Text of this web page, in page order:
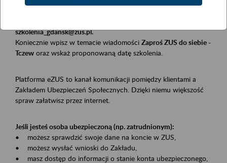
Szkolenie stacjonarne w siedzibie firmy, instytucji, urzędu.
szkolenia_gdansk@zus.pl.
Koniecznie wpisz w temacie wiadomości Zaproś ZUS do siebie -
Tczew oraz wskaż proponowaną datę szkolenia.
Platforma eZUS to kanał komunikacji pomiędzy klientami a
Zakładem Ubezpieczeń Społecznych. Dzięki niemu większość
spraw załatwisz przez internet.
Jeśli jesteś osoba ubezpieczoną (np. zatrudnionym):
• możesz sprawdzić swoje dane na koncie w ZUS,
• możesz wysłać wnioski do Zakładu,
• masz dostęp do informacji o stanie konta ubezpieczonego,